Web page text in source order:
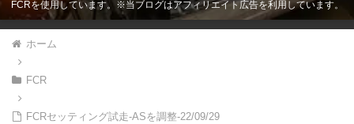
FCRを使用しています。※当ブログはアフィリエイト広告を利用しています。
ホーム
FCR
FCRセッティング試走-ASを調整-22/09/29